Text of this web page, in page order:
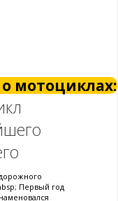
мотоциклах:
Первый год